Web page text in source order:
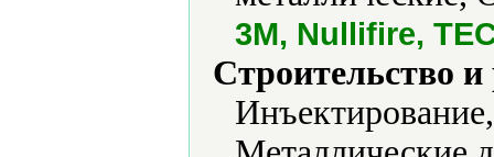
3M, Nullifire,
Строительство